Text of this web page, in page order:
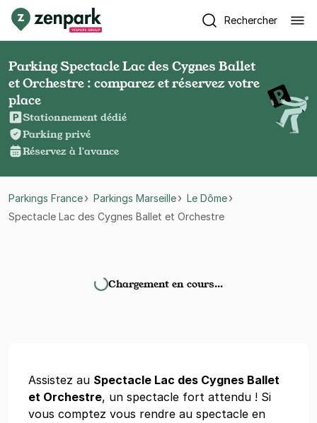
Rechercher
Parking Spectacle Lac des Cygnes Ballet
et Orchestre : comparez et réservez votre
place
Stationnement dédié
Parking privé
Réservez à l'avance
Parkings France Parkings Marseille
Le Dôme
Spectacle Lac des Cygnes Ballet et Orchestre
Chargement en cours…
Assistez au Spectacle Lac des Cygnes Ballet
et Orchestre, un spectacle fort attendu ! Si
vous comptez vous rendre au spectacle en